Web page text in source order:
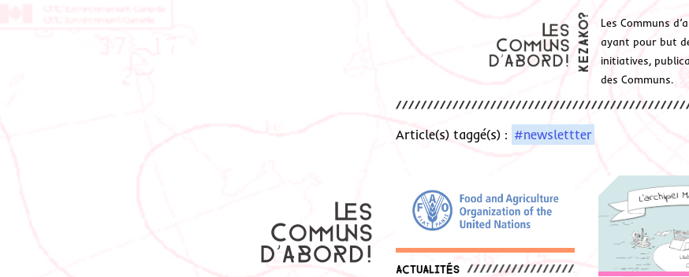
Les Communs
ayant pour but
initiatives,
des Communs.
Article(s) taggé(s) : #newslettter
Actualités